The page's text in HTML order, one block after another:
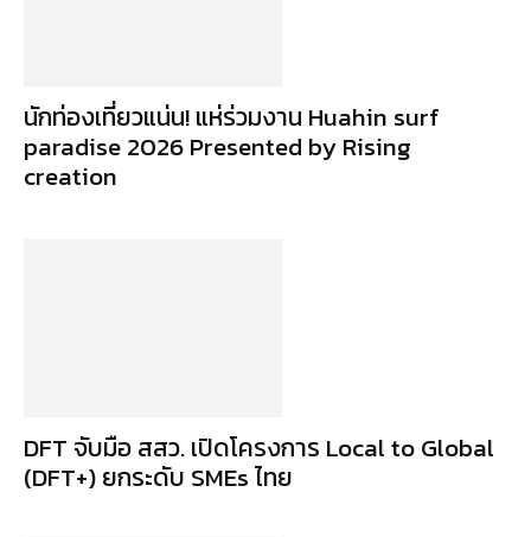
นักท่องเที่ยวแน่น! แห่ร่วมงาน Huahin surf
paradise 2026 Presented by Rising
creation
DFT จับมือ สสว. เปิดโครงการ Local to Global
(DFT+) ยกระดับ SMEs ไทย